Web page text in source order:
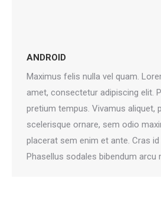
ANDROID
Maximus felis nulla vel quam.
amet, consectetur adipiscing elit.
pretium tempus. Vivamus aliquet,
scelerisque ornare, sem odio
placerat sem enim et ante. Cras
Phasellus sodales bibendum arcu